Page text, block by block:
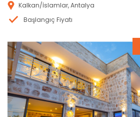
Kalkan/İslamlar, Antalya
Başlangıç Fiyatı
Rezervasyon